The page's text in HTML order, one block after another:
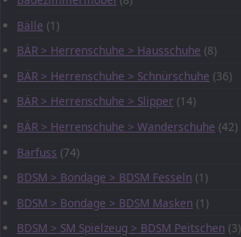
Bälle (1)
BÄR > Herrenschuhe > Hausschuhe (8)
BÄR > Herrenschuhe > Schnürschuhe (36)
BÄR > Herrenschuhe > Slipper (14)
BÄR > Herrenschuhe > Wanderschuhe (42)
Barfuss (74)
BDSM > Bondage > BDSM Fesseln (1)
BDSM > Bondage > BDSM Masken (1)
BDSM > SM Spielzeug > BDSM Peitschen (3)